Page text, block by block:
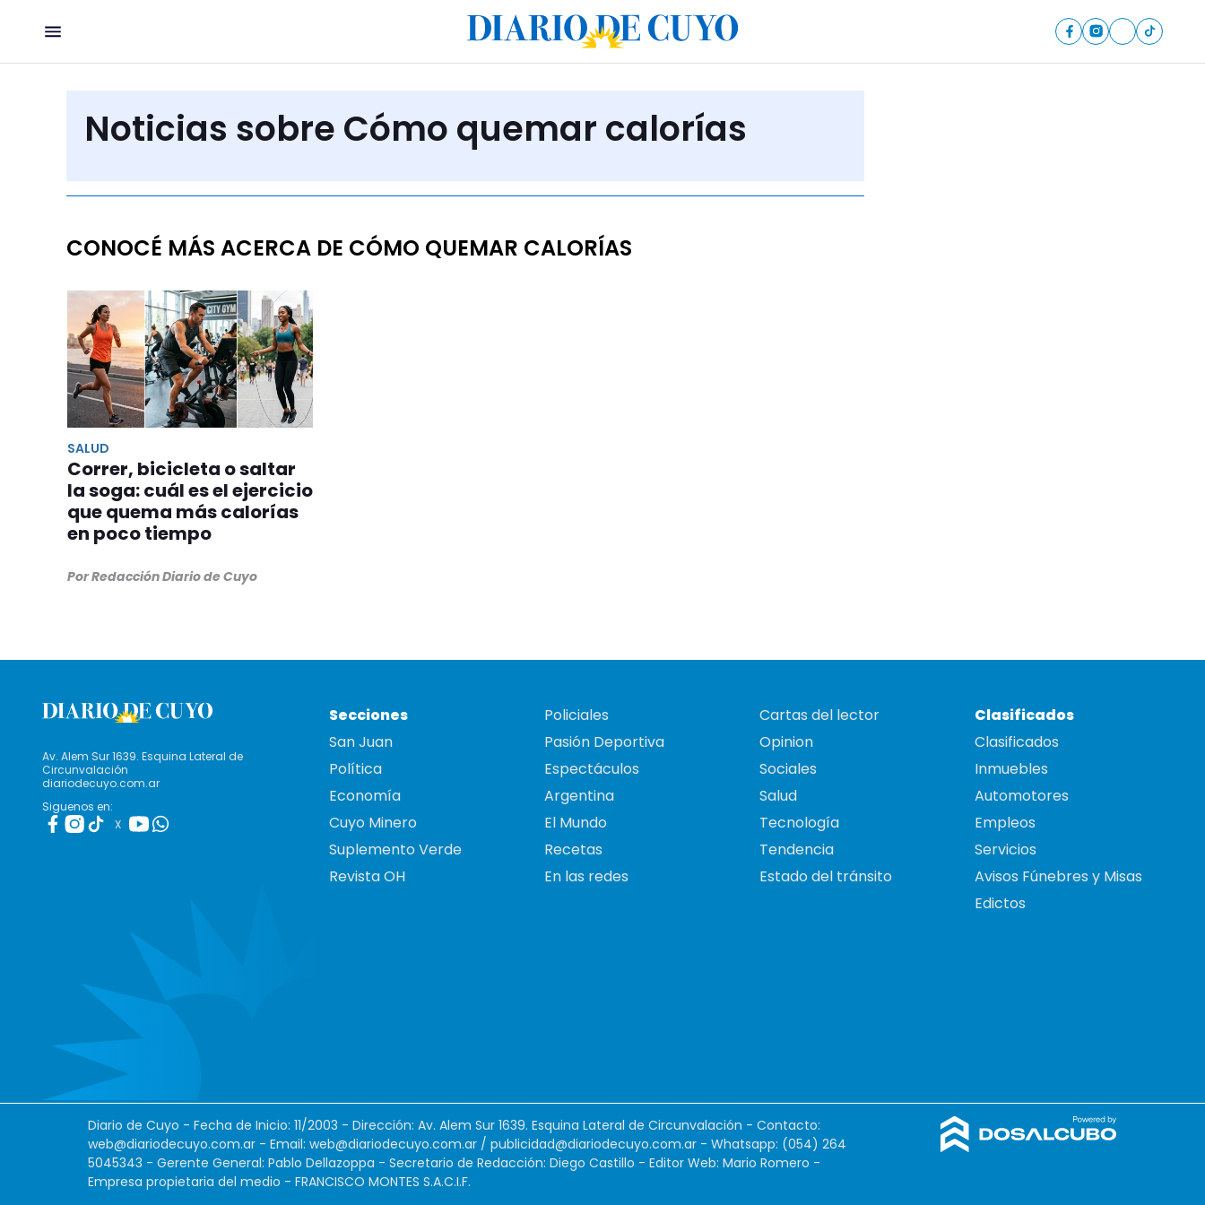
Noticias sobre Cómo quemar calorías
CONOCÉ MÁS ACERCA DE CÓMO QUEMAR CALORÍAS
SALUD
Correr, bicicleta o saltar
la soga: cuál es el ejercicio
que quema más calorías
en poco tiempo
Por Redacción Diario de Cuyo
Av. Alem Sur 1639. Esquina Lateral de
Circunvalación
diariodecuyo.com.ar
Siguenos en:
X
Secciones
San Juan
Política
Economía
Cuyo Minero
Suplemento Verde
Revista OH
Policiales
Pasión Deportiva
Espectáculos
Argentina
El Mundo
Recetas
En las redes
Cartas del lector
Opinion
Sociales
Salud
Tecnología
Tendencia
Estado del tránsito
Clasificados
Clasificados
Inmuebles
Automotores
Empleos
Servicios
Avisos Fúnebres y Misas
Edictos
Diario de Cuyo - Fecha de Inicio: 11/2003 - Dirección: Av. Alem Sur 1639. Esquina Lateral de Circunvalación - Contacto:
web@diariodecuyo.com.ar - Email: web@diariodecuyo.com.ar / publicidad@diariodecuyo.com.ar - Whatsapp: (054) 264
5045343 - Gerente General: Pablo Dellazoppa - Secretario de Redacción: Diego Castillo - Editor Web: Mario Romero -
Empresa propietaria del medio - FRANCISCO MONTES S.A.C.I.F.